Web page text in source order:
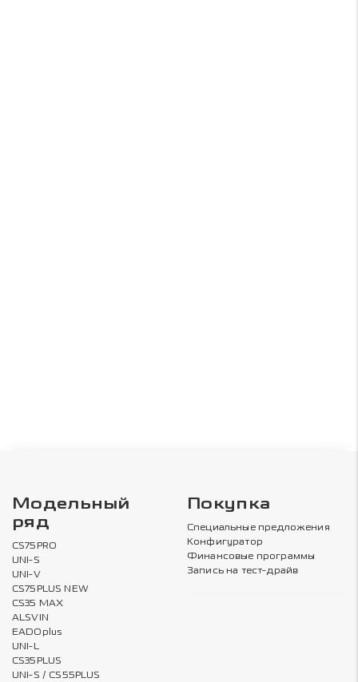
Модельный
ряд
CS75PRO
UNI-S
UNI-V
CS75PLUS NEW
CS35 MAX
ALSVIN
EADOplus
UNI-L
CS35PLUS
UNI-S / CS55PLUS
Покупка
Специальные предложения
Конфигуратор
Финансовые программы
Запись на тест-драйв